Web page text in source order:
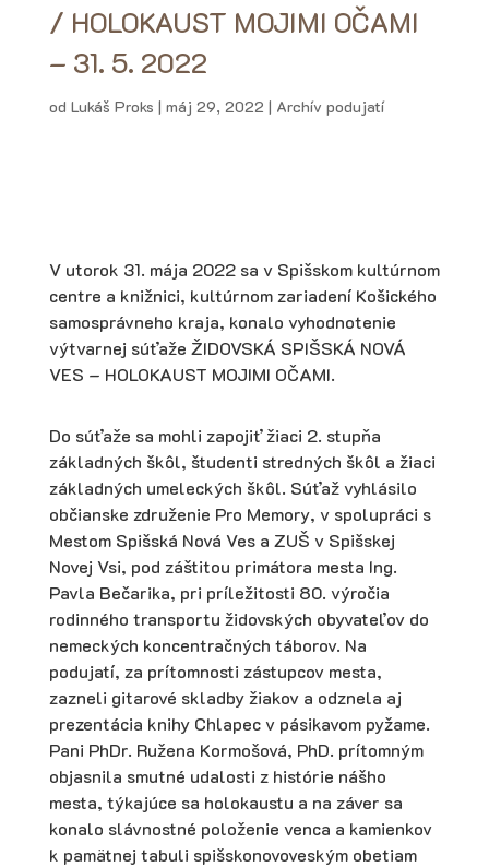
/ HOLOKAUST MOJIMI OČAMI
– 31. 5. 2022
od Lukáš Proks | máj 29, 2022 | Archív podujatí
V utorok 31. mája 2022 sa v Spišskom kultúrnom
centre a knižnici, kultúrnom zariadení Košického
samosprávneho kraja, konalo vyhodnotenie
výtvarnej súťaže ŽIDOVSKÁ SPIŠSKÁ NOVÁ
VES – HOLOKAUST MOJIMI OČAMI.
Do súťaže sa mohli zapojiť žiaci 2. stupňa
základných škôl, študenti stredných škôl a žiaci
základných umeleckých škôl. Súťaž vyhlásilo
občianske združenie Pro Memory, v spolupráci s
Mestom Spišská Nová Ves a ZUŠ v Spišskej
Novej Vsi, pod záštitou primátora mesta Ing.
Pavla Bečarika, pri príležitosti 80. výročia
rodinného transportu židovských obyvateľov do
nemeckých koncentračných táborov. Na
podujatí, za prítomnosti zástupcov mesta,
zazneli gitarové skladby žiakov a odznela aj
prezentácia knihy Chlapec v pásikavom pyžame.
Pani PhDr. Ružena Kormošová, PhD. prítomným
objasnila smutné udalosti z histórie nášho
mesta, týkajúce sa holokaustu a na záver sa
konalo slávnostné položenie venca a kamienkov
k pamätnej tabuli spišskonovoveským obetiam